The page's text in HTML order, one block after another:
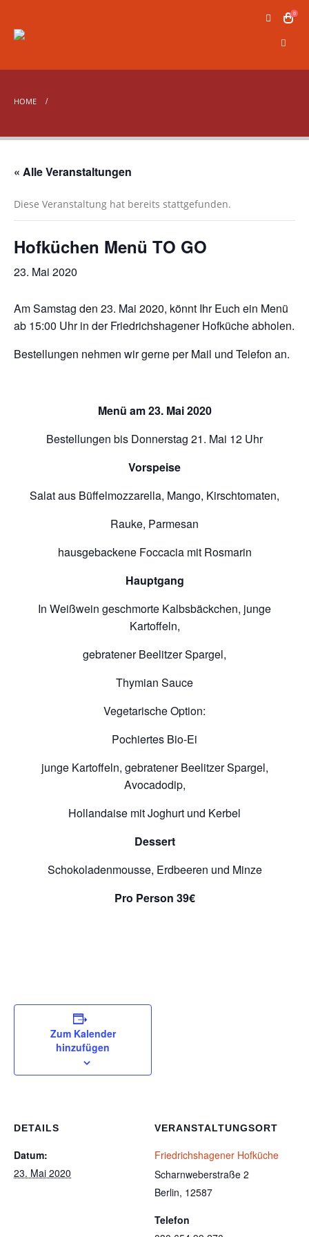
0
HOME
« Alle Veranstaltungen
Diese Veranstaltung hat bereits stattgefunden.
Hofküchen Menü TO GO
23. Mai 2020
Am Samstag den 23. Mai 2020, könnt Ihr Euch ein Menü
ab 15:00 Uhr in der Friedrichshagener Hofküche abholen.
Bestellungen nehmen wir gerne per Mail und Telefon an.
Menü am 23. Mai 2020
Bestellungen bis Donnerstag 21. Mai 12 Uhr
Vorspeise
Salat aus Büffelmozzarella, Mango, Kirschtomaten,
Rauke, Parmesan
hausgebackene Foccacia mit Rosmarin
Hauptgang
In Weißwein geschmorte Kalbsbäckchen, junge
Kartoffeln,
gebratener Beelitzer Spargel,
Thymian Sauce
Vegetarische Option:
Pochiertes Bio-Ei
junge Kartoffeln, gebratener Beelitzer Spargel,
Avocadodip,
Hollandaise mit Joghurt und Kerbel
Dessert
Schokoladenmousse, Erdbeeren und Minze
Pro Person 39€
Zum Kalender
hinzufügen
DETAILS
Datum:
23. Mai 2020
VERANSTALTUNGSORT
Friedrichshagener Hofküche
Scharnweberstraße 2
Berlin, 12587
Telefon